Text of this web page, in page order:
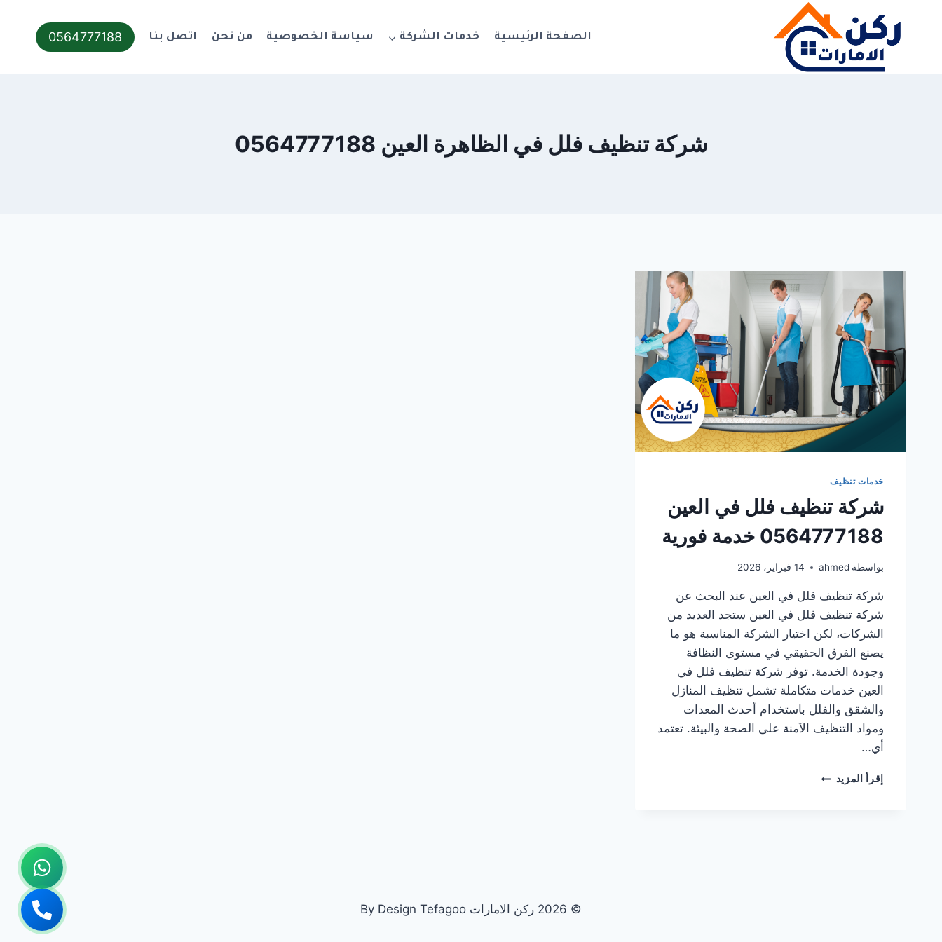
الصفحة الرئيسية خدمات الشركة سياسة الخصوصية من نحن اتصل بنا 0564777188
شركة تنظيف فلل في الظاهرة العين 0564777188
خدمات تنظيف
شركة تنظيف فلل في العين
0564777188 خدمة فورية
بواسطة ahmed 14 فبراير، 2026
شركة تنظيف فلل في العين عند البحث عن
شركة تنظيف فلل في العين ستجد العديد من
الشركات، لكن اختيار الشركة المناسبة هو ما
يصنع الفرق الحقيقي في مستوى النظافة
وجودة الخدمة. توفر شركة تنظيف فلل في
العين خدمات متكاملة تشمل تنظيف المنازل
والشقق والفلل باستخدام أحدث المعدات
ومواد التنظيف الآمنة على الصحة والبيئة. تعتمد
أي…
إقرأ المزيد شركة
© 2026 ركن الامارات By Design Tefagoo